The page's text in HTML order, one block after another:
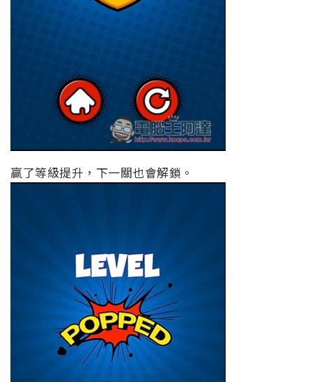
贏了等級提升，下一關也會解鎖。